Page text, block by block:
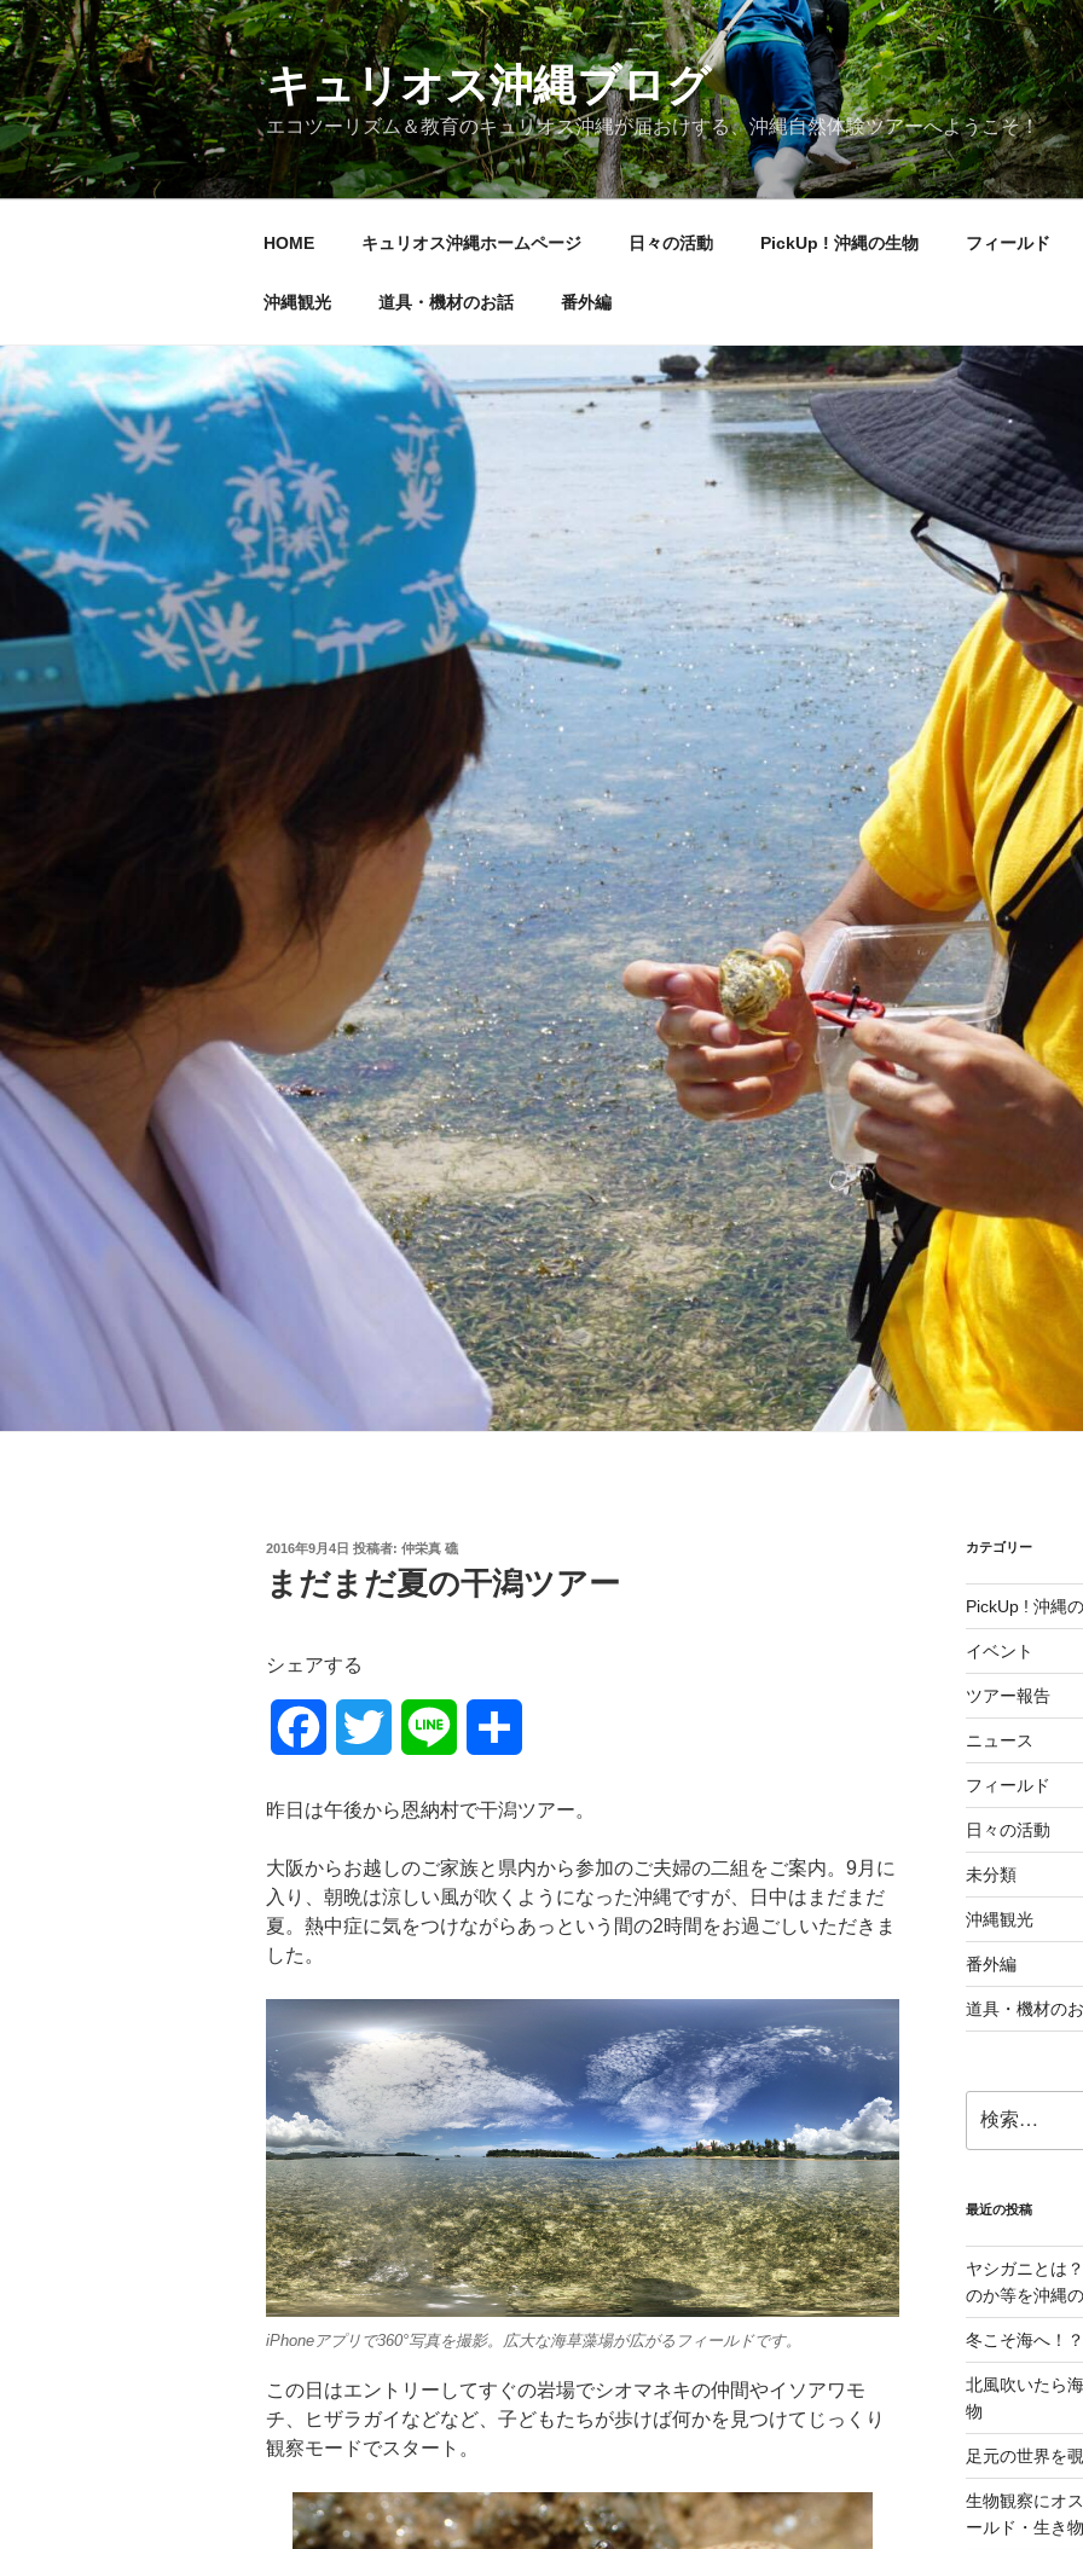
コ
ン
テ
ン
ツ
へ
キュリオス沖縄ブログ
エコツーリズム＆教育のキュリオス沖縄が届おけする、沖縄自然体験ツアーへようこそ！
HOME キュリオス沖縄ホームページ 日々の活動 PickUp ! 沖縄の生物 フィールド
沖縄観光 道具・機材のお話 番外編
投
日:
2016年9月4日 投稿者: 仲栄真 礁
まだまだ夏の干潟ツアー
シェアする
e
o
o
k
t
e
e
昨日は午後から恩納村で干潟ツアー。
大阪からお越しのご家族と県内から参加のご夫婦の二組をご案内。9月に
入り、朝晩は涼しい風が吹くようになった沖縄ですが、日中はまだまだ
夏。熱中症に気をつけながらあっという間の2時間をお過ごしいただきま
した。
iPhoneアプリで360°写真を撮影。広大な海草藻場が広がるフィールドです。
この日はエントリーしてすぐの岩場でシオマネキの仲間やイソアワモ
チ、ヒザラガイなどなど、子どもたちが歩けば何かを見つけてじっくり
観察モードでスタート。
カテゴリー
PickUp ! 沖縄
イベント
ツアー報告
ニュース
フィールド
日々の活動
未分類
沖縄観光
番外編
道具・機材の
索:
最近の投稿
ヤシガニとは
のか等を沖縄
冬こそ海へ！
北風吹いたら
物
足元の世界を
生物観察にオ
ールド・生き